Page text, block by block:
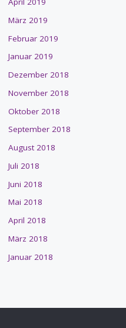
März 2019
Februar 2019
Januar 2019
Dezember 2018
November 2018
Oktober 2018
September 2018
August 2018
Juli 2018
Juni 2018
Mai 2018
April 2018
März 2018
Januar 2018